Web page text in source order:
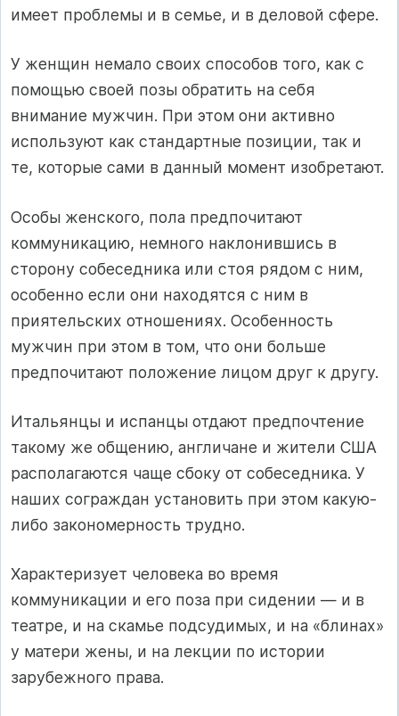
имеет проблемы и в семье, и в деловой сфере.
У женщин немало своих способов того, как с
помощью своей позы обратить на себя
внимание мужчин. При этом они активно
используют как стандартные позиции, так и
те, которые сами в данный момент изобретают.
Особы женского, пола предпочитают
коммуникацию, немного наклонившись в
сторону собеседника или стоя рядом с ним,
особенно если они находятся с ним в
приятельских отношениях. Особенность
мужчин при этом в том, что они больше
предпочитают положение лицом друг к другу.
Итальянцы и испанцы отдают предпочтение
такому же общению, англичане и жители США
располагаются чаще сбоку от собеседника. У
наших сограждан установить при этом какую-
либо закономерность трудно.
Характеризует человека во время
коммуникации и его поза при сидении — и в
театре, и на скамье подсудимых, и на «блинах»
у матери жены, и на лекции по истории
зарубежного права.